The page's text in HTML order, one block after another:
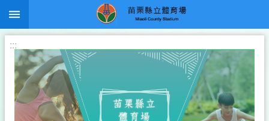
跳到主要內容區塊
:::